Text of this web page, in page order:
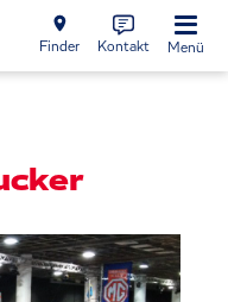
Finder Kontakt Menü